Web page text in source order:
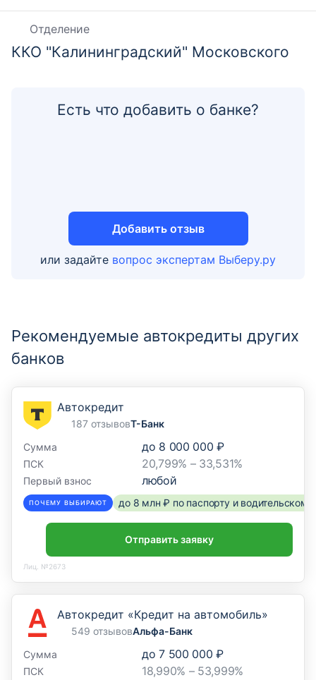
Отделение
ККО "Калининградский" Московского
Отделение
ККО "Пермский" Филиала
Отделение
«Корпоративный» ПАО «Совкомбанк»
г Пермь, пр-кт Комсомольский, д 34, оф 101
Отделение
Кредитно-кассовый офис
«Белогорский»
Амурская область, Белогорск, улица Кирова, 119
Кредитно-кассовый офис
«Благовещенский № 2»
133
Есть что добавить о банке?
Добавить отзыв
или задайте вопрос экспертам Выберу.ру
Рекомендуемые автокредиты других
банков
Автокредит
187 отзывовТ-Банк
Сумма
до 8 000 000 ₽
ПСК 20,799% – 33,531%
Первый взнос любой
ПОЧЕМУ ВЫБИРАЮТ до 8 млн ₽ по паспорту и
Отправить заявку
Лиц. №2673
Автокредит «Кредит на автомобиль»
549 отзывовАльфа-Банк
Сумма
до 7 500 000 ₽
ПСК 18,990% – 53,999%